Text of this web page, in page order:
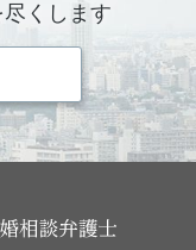
くします